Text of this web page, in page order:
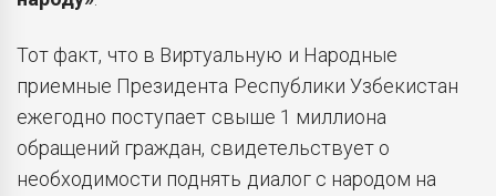
Тот факт, что в Виртуальную и Народные
приемные Президента Республики Узбекистан
ежегодно поступает свыше 1 миллиона
обращений граждан, свидетельствует о
необходимости поднять диалог с народом на